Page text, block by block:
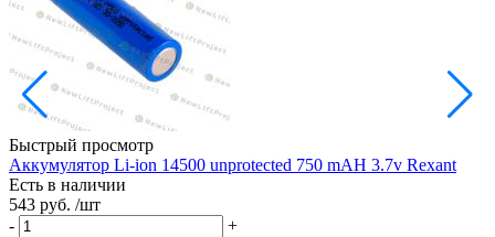
Быстрый просмотр
Аккумулятор Li-ion 14500 unprotected 750 mAH 3.7v Rexant
Есть в наличии
543 руб. /шт
-
+